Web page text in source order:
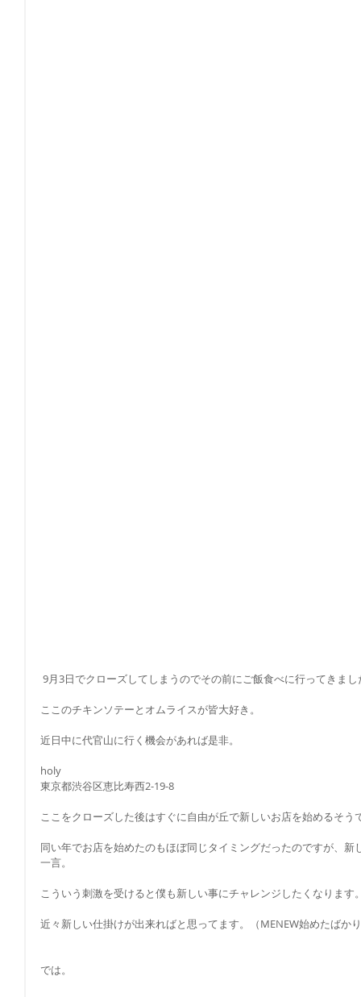
9月3日でクローズしてしまうのでその前にご飯食べに行ってきまし
ここのチキンソテーとオムライスが皆大好き。
近日中に代官山に行く機会があれば是非。
holy
東京都渋谷区恵比寿西2-19-8
ここをクローズした後はすぐに自由が丘で新しいお店を始めるそう
同い年でお店を始めたのもほぼ同じタイミングだったのですが、
一言。
こういう刺激を受けると僕も新しい事にチャレンジしたくなります
近々新しい仕掛けが出来ればと思ってます。（MENEW始めたばか
では。